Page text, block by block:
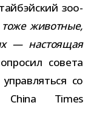
зоо­
тоже живот­ные,
— насто­я­щая
совета
со
Times